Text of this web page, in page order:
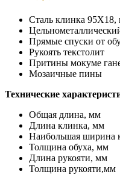
Сталь клинка 95Х18,
Прямые спуски от
Рукоять текстолит
Притины мокуме
Мозаичные пины
Технические
Общая
Длина
Наибольшая
Толщина
Длина
Толщина